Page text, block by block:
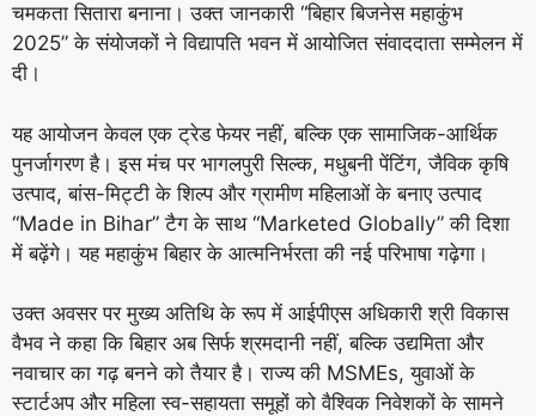
चमकता सितारा बनाना। उक्त जानकारी “बिहार बिजनेस महाकुंभ
2025” के संयोजकों ने विद्यापति भवन में आयोजित संवाददाता सम्मेलन में
दी।
यह आयोजन केवल एक ट्रेड फेयर नहीं, बल्कि एक सामाजिक-आर्थिक
पुनर्जागरण है। इस मंच पर भागलपुरी सिल्क, मधुबनी पेंटिंग, जैविक कृषि
उत्पाद, बांस-मिट्टी के शिल्प और ग्रामीण महिलाओं के बनाए उत्पाद
“Made in Bihar” टैग के साथ “Marketed Globally” की दिशा
में बढ़ेंगे। यह महाकुंभ बिहार के आत्मनिर्भरता की नई परिभाषा गढ़ेगा।
उक्त अवसर पर मुख्य अतिथि के रूप में आईपीएस अधिकारी श्री विकास
वैभव ने कहा कि बिहार अब सिर्फ श्रमदानी नहीं, बल्कि उद्यमिता और
नवाचार का गढ़ बनने को तैयार है। राज्य की MSMEs, युवाओं के
स्टार्टअप और महिला स्व-सहायता समूहों को वैश्विक निवेशकों के सामने